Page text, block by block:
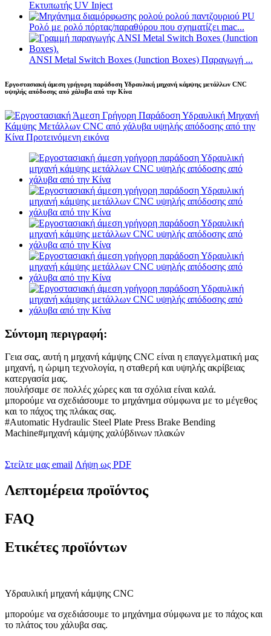
Εκτυπωτής UV Inject
Ρολό με ρολό πόρτας/παραθύρου που σχηματίζει mac...
ANSI Metal Switch Boxes (Junction Boxes) Παραγωγή ...
Εργοστασιακή άμεση γρήγορη παράδοση Υδραυλική μηχανή κάμψης μετάλλων CNC
υψηλής απόδοσης από χάλυβα από την Κίνα
Σύντομη περιγραφή:
Γεια σας, αυτή η μηχανή κάμψης CNC είναι η επαγγελματική μας
μηχανή, η ώριμη τεχνολογία, η σταθερή και υψηλής ακρίβειας
κατεργασία μας.
πουλήσαμε σε πολλές χώρες και τα σχόλια είναι καλά.
μπορούμε να σχεδιάσουμε το μηχάνημα σύμφωνα με το μέγεθος
και το πάχος της πλάκας σας.
#Automatic Hydraulic Steel Plate Press Brake Bending
Machine#μηχανή κάμψης χαλύβδινων πλακών
Στείλτε μας email Λήψη ως PDF
Λεπτομέρεια προϊόντος
FAQ
Ετικέτες προϊόντων
Υδραυλική μηχανή κάμψης CNC
μπορούμε να σχεδιάσουμε το μηχάνημα σύμφωνα με το πάχος και
το πλάτος του χάλυβα σας.